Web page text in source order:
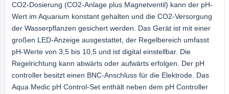
CO2-Dosierung (CO2-Anlage plus Magnetventil) kann der pH-
Wert im Aquarium konstant gehalten und die CO2-Versorgung
der Wasserpflanzen gesichert werden. Das Gerät ist mit einer
großen LED-Anzeige ausgestattet, der Regelbereich umfasst
pH-Werte von 3,5 bis 10,5 und ist digital einstellbar. Die
Regelrichtung kann abwärts oder aufwärts erfolgen. Der pH
controller besitzt einen BNC-Anschluss für die Elektrode. Das
Aqua Medic pH Control-Set enthält neben dem pH Controller